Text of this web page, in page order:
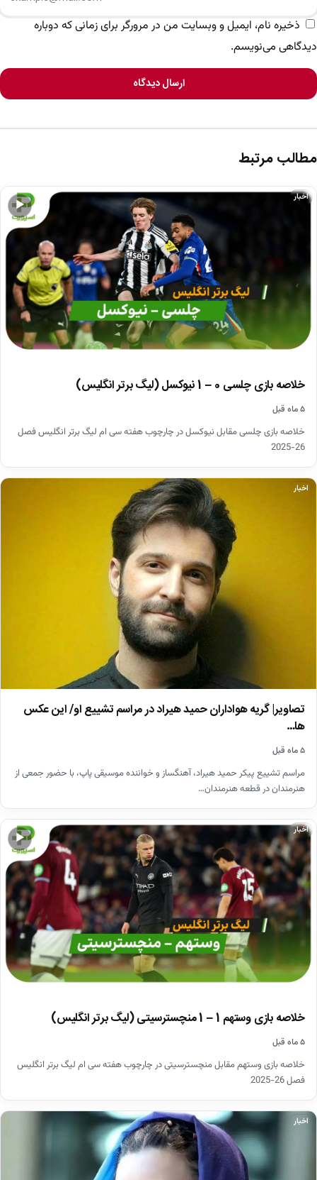
ذخیره نام، ایمیل و وبسایت من در مرورگر برای زمانی که دوباره
دیدگاهی می‌نویسم.
ارسال دیدگاه
مطالب مرتبط
▶
اخبار
خلاصه بازی چلسی 0 – 1 نیوکسل (لیگ برتر انگلیس)
۵ ماه قبل
خلاصه بازی چلسی مقابل نیوکسل در چارچوب هفته سی ام لیگ برتر انگلیس فصل
26-2025
اخبار
تصاویر| گریه هواداران حمید هیراد در مراسم تشییع او/ این عکس
ها…
۵ ماه قبل
مراسم تشییع پیکر حمید هیراد، آهنگساز و خواننده موسیقی پاپ، با حضور جمعی از
هنرمندان در قطعه هنرمندان…
▶
اخبار
خلاصه بازی وستهم 1 – 1 منچسترسیتی (لیگ برتر انگلیس)
۵ ماه قبل
خلاصه بازی وستهم مقابل منچسترسیتی در چارچوب هفته سی ام لیگ برتر انگلیس
فصل 26-2025
اخبار